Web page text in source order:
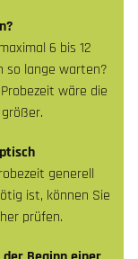
6 bis 12
so lange warten?
wäre die
generell
ist, können Sie
prüfen.